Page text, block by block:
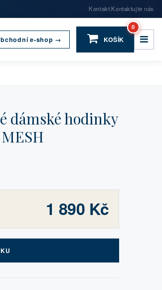
Kontakt|Kontaktujte nás
e-shop → KOŠÍK
0
dámské hodinky
1 890 Kč